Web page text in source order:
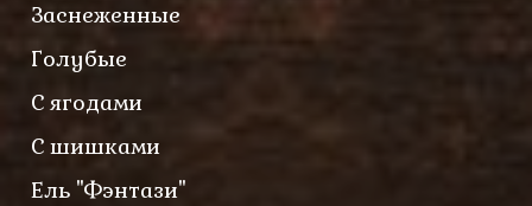
Заснеженные
Голубые
С ягодами
С шишками
Ель "Фэнтази"